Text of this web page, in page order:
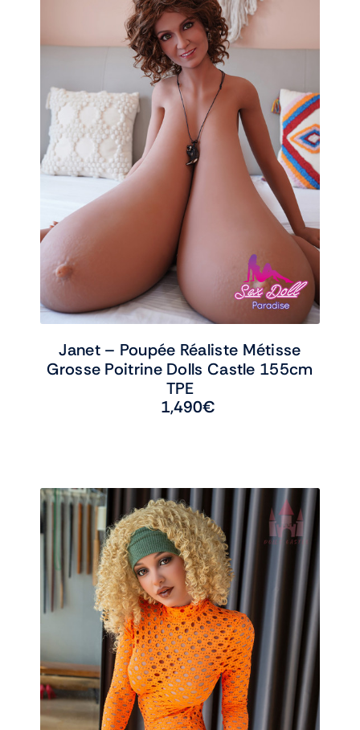
Janet – Poupée Réaliste Métisse
Grosse Poitrine Dolls Castle 155cm
TPE
1,490€